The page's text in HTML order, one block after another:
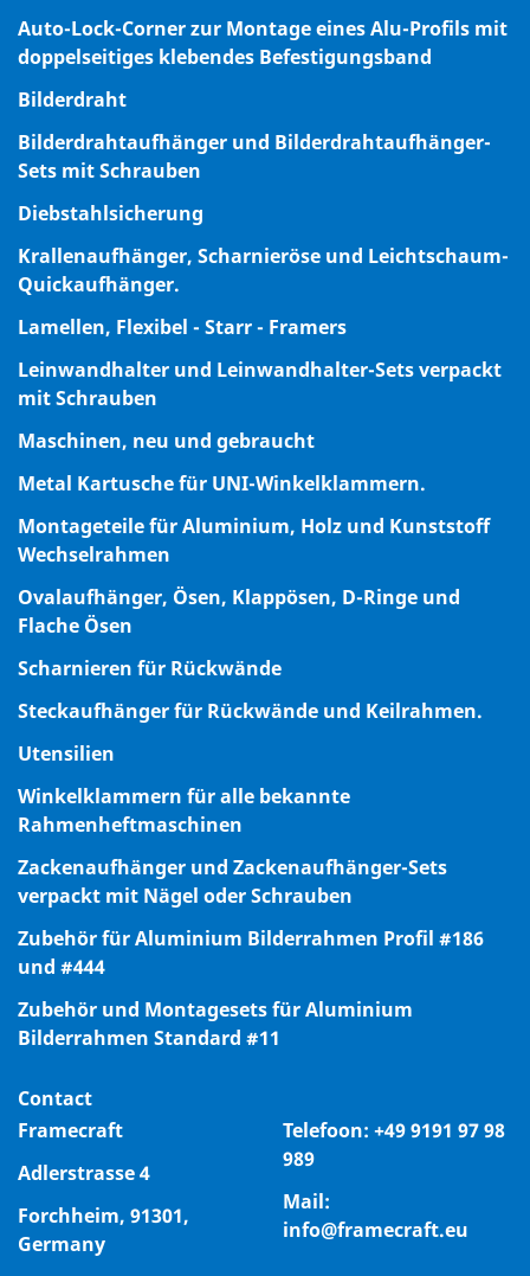
Auto-Lock-Corner zur Montage eines Alu-Profils mit
doppelseitiges klebendes Befestigungsband
Bilderdraht
Bilderdrahtaufhänger und Bilderdrahtaufhänger-
Sets mit Schrauben
Diebstahlsicherung
Krallenaufhänger, Scharnieröse und Leichtschaum-
Quickaufhänger.
Lamellen, Flexibel - Starr - Framers
Leinwandhalter und Leinwandhalter-Sets verpackt
mit Schrauben
Maschinen, neu und gebraucht
Metal Kartusche für UNI-Winkelklammern.
Montageteile für Aluminium, Holz und Kunststoff
Wechselrahmen
Ovalaufhänger, Ösen, Klappösen, D-Ringe und
Flache Ösen
Scharnieren für Rückwände
Steckaufhänger für Rückwände und Keilrahmen.
Utensilien
Winkelklammern für alle bekannte
Rahmenheftmaschinen
Zackenaufhänger und Zackenaufhänger-Sets
verpackt mit Nägel oder Schrauben
Zubehör für Aluminium Bilderrahmen Profil #186
und #444
Zubehör und Montagesets für Aluminium
Bilderrahmen Standard #11
Contact
Framecraft
Adlerstrasse 4
Forchheim, 91301,
Germany
Telefoon: +49 9191 97 98
989
Mail:
info@framecraft.eu